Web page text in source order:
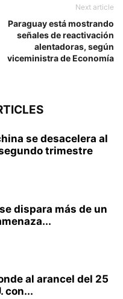
Next article
Paraguay está mostrando
señales de reactivación
alentadoras, según
viceministra de Economía
se desacelera al
trimestre
dispara más de un
al arancel del 25
con...